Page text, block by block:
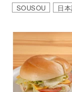
SOUSOU 日